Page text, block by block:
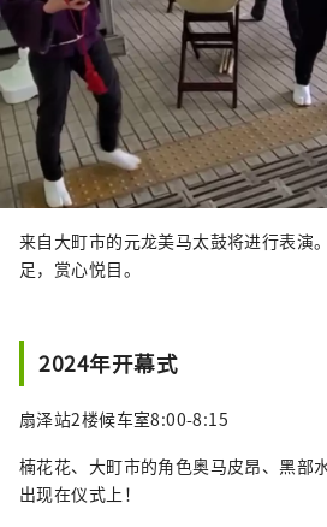
来自大町市的元龙美马太鼓将进行表演
足，赏心悦目。
2024年开幕式
扇泽站2楼候车室8:00-8:15
楠花花、大町市的角色奥马皮昂、黑部
出现在仪式上！